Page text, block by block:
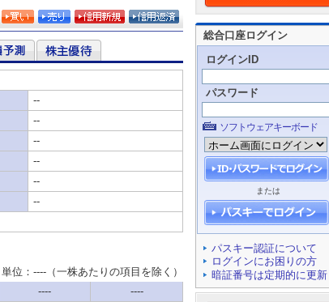
総合口座ログイン
ログインID
パスワード
ソフトウェアキーボード
または
パスキー認証について
ログインにお困りの方
暗証番号は定期的に更新